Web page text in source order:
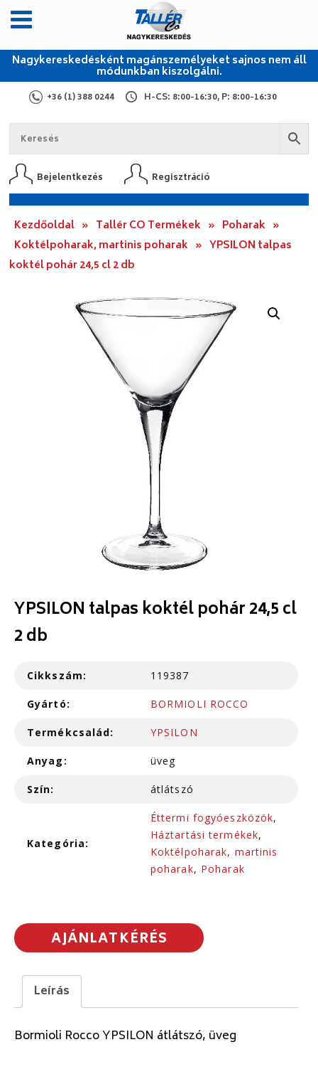
Nagykereskedésként magánszemélyeket sajnos nem áll
módunkban kiszolgálni.
+36 (1) 388 0244 H-CS: 8:00-16:30, P: 8:00-16:30
Bejelentkezés Regisztráció
Kezdőoldal » Tallér CO Termékek » Poharak »
Koktélpoharak, martinis poharak » YPSILON talpas
koktél pohár 24,5 cl 2 db
YPSILON talpas koktél pohár 24,5 cl
2 db
Cikkszám: 119387
Gyártó: BORMIOLI ROCCO
Termékcsalád: YPSILON
Anyag: üveg
Szín: átlátszó
Kategória:
Éttermi fogyóeszközök,
Háztartási termékek,
Koktélpoharak, martinis
poharak, Poharak
AJÁNLATKÉRÉS
Leírás
Bormioli Rocco YPSILON átlátszó, üveg